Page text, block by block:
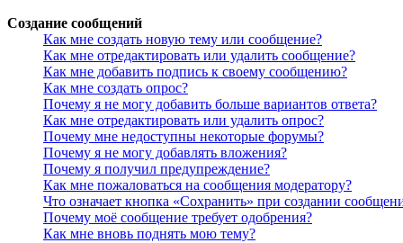
Создание сообщений
Как мне создать новую тему или сообщение?
Как мне отредактировать или удалить сообщение?
Как мне добавить подпись к своему сообщению?
Как мне создать опрос?
Почему я не могу добавить больше вариантов ответа?
Как мне отредактировать или удалить опрос?
Почему мне недоступны некоторые форумы?
Почему я не могу добавлять вложения?
Почему я получил предупреждение?
Как мне пожаловаться на сообщения модератору?
Что означает кнопка «Сохранить» при создании
Почему моё сообщение требует одобрения?
Как мне вновь поднять мою тему?